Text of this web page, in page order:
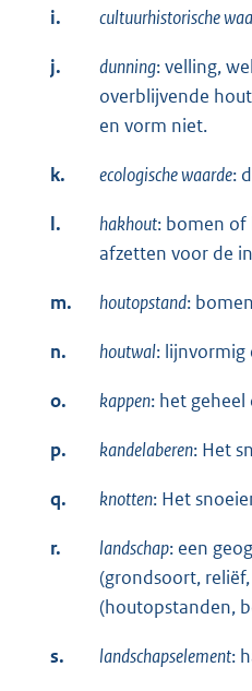
i. cultuurhistorische
j. dunning: velling,
overblijvende
en vorm niet.
k. ecologische waarde:
l. hakhout: bomen
afzetten voor de
m. houtopstand:
n. houtwal: lijnvormig
o. kappen: het
p. kandelaberen: Het
q. knotten: Het
r. landschap: een
(grondsoort,
(houtopstanden,
s. landschapselement: